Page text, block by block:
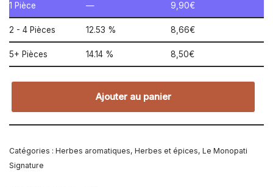
1 Pièce — 9,90€
2 - 4 Pièces 12.53 % 8,66€
5+ Pièces 14.14 % 8,50€
Ajouter au panier
Catégories : Herbes aromatiques, Herbes et épices, Le Monopati
Signature